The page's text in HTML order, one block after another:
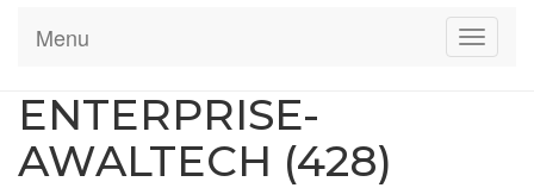
Menu
ENTERPRISE-
AWALTECH (428)